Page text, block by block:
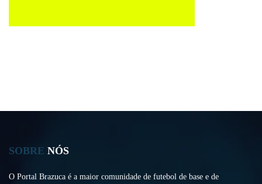
SOBRE NÓS
O Portal Brazuca é a maior comunidade de futebol de base e de